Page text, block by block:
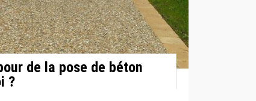
de la pose de béton
?